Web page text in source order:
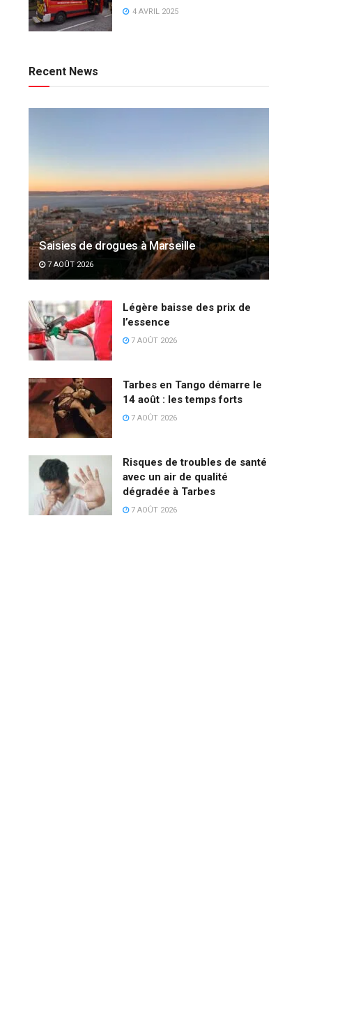
4 AVRIL 2025
Recent News
Saisies de drogues à Marseille
7 AOÛT 2026
Légère baisse des prix de
l’essence
7 AOÛT 2026
Tarbes en Tango démarre le
14 août : les temps forts
7 AOÛT 2026
Risques de troubles de santé
avec un air de qualité
dégradée à Tarbes
7 AOÛT 2026